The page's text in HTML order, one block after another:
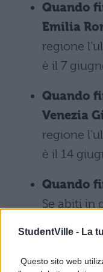
StudentVille - La
Questo sito web
Quando
Emilia
regione
è il 7
Quando
Venezia
regione
è il 14
Quando
Se abiti in
giorno di